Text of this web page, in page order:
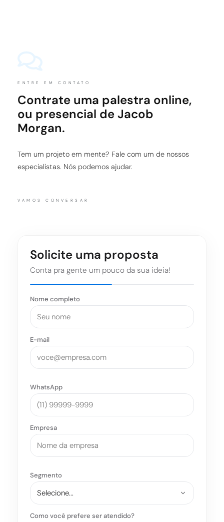
ENTRE EM CONTATO
Contrate uma palestra online,
ou presencial de Jacob
Morgan.
Tem um projeto em mente? Fale com um de nossos
especialistas. Nós podemos ajudar.
VAMOS CONVERSAR
Solicite uma proposta
Conta pra gente um pouco da sua ideia!
Nome completo
E-mail
WhatsApp
Empresa
Segmento
Como você prefere ser atendido?